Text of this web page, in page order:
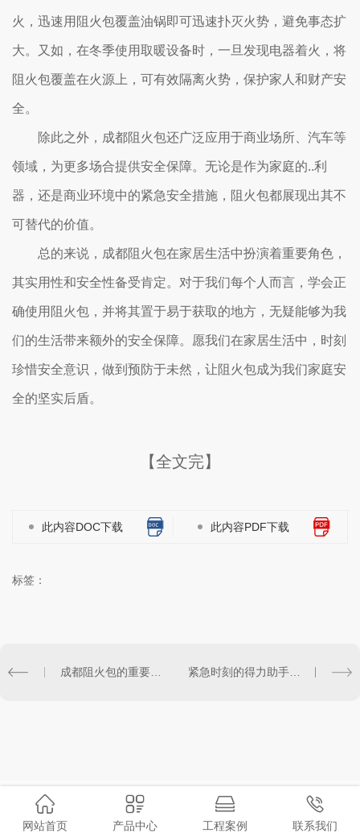
火，迅速用阻火包覆盖油锅即可迅速扑灭火势，避免事态扩
大。又如，在冬季使用取暖设备时，一旦发现电器着火，将
阻火包覆盖在火源上，可有效隔离火势，保护家人和财产安
全。
除此之外，成都阻火包还广泛应用于商业场所、汽车等
领域，为更多场合提供安全保障。无论是作为家庭的..利
器，还是商业环境中的紧急安全措施，阻火包都展现出其不
可替代的价值。
总的来说，成都阻火包在家居生活中扮演着重要角色，
其实用性和安全性备受肯定。对于我们每个人而言，学会正
确使用阻火包，并将其置于易于获取的地方，无疑能够为我
们的生活带来额外的安全保障。愿我们在家居生活中，时刻
珍惜安全意识，做到预防于未然，让阻火包成为我们家庭安
全的坚实后盾。
【全文完】
此内容DOC下载 此内容PDF下载
标签：
网站首页 产品中心 工程案例 联系我们